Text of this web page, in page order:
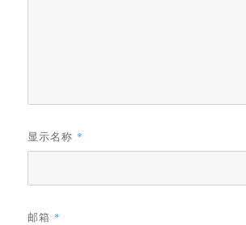
显示名称 *
邮箱 *